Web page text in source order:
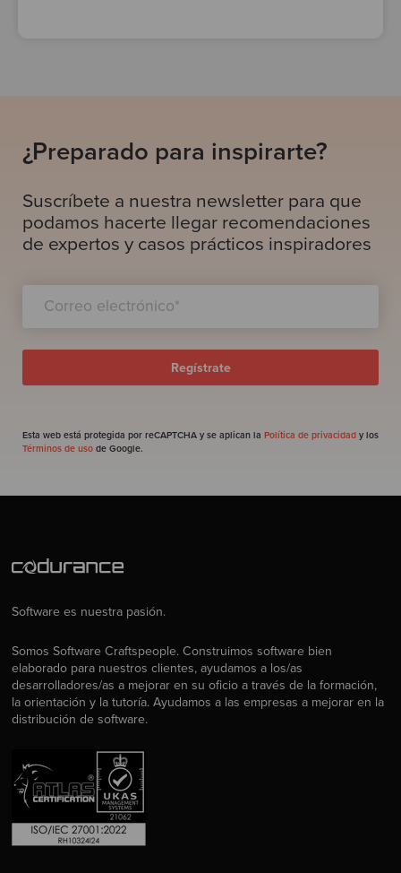
¿Preparado para inspirarte?
Suscríbete a nuestra newsletter para que
podamos hacerte llegar recomendaciones
de expertos y casos prácticos inspiradores
Esta web está protegida por reCAPTCHA y se aplican la Política de privacidad y los
Términos de uso de Google.
Software es nuestra pasión.
Somos Software Craftspeople. Construimos software bien
elaborado para nuestros clientes, ayudamos a los/as
desarrolladores/as a mejorar en su oficio a través de la formación,
la orientación y la tutoría. Ayudamos a las empresas a mejorar en la
distribución de software.